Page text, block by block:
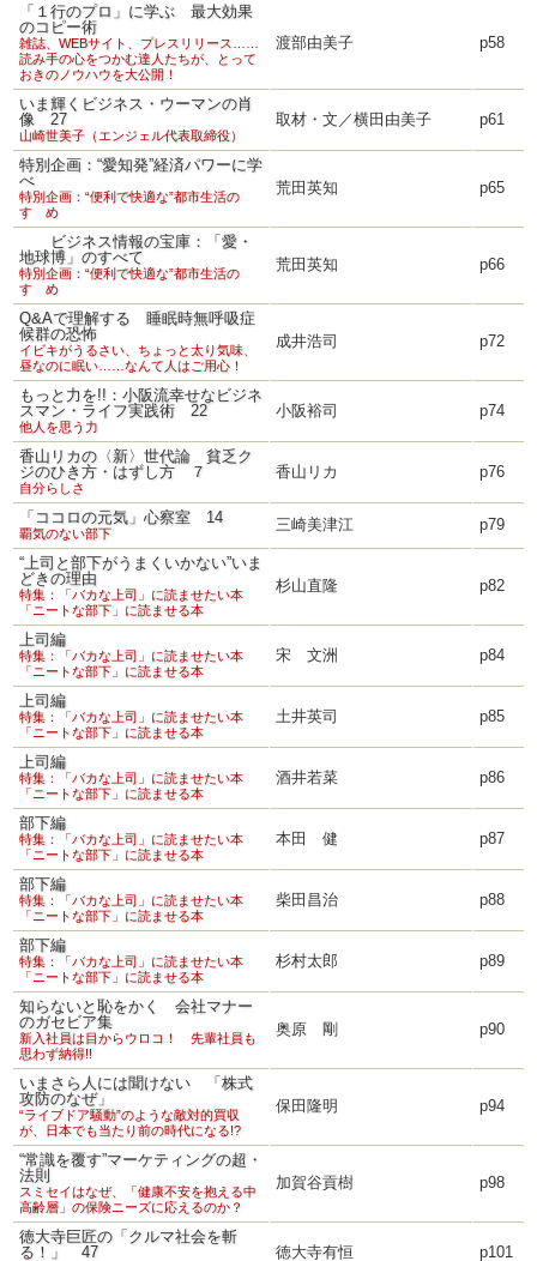
「１行のプロ」に学ぶ 最大効果
のコピー術
雑誌、WEBサイト、プレスリリース……
読み手の心をつかむ達人たちが、とって
おきのノウハウを大公開！
渡部由美子 p58
いま輝くビジネス・ウーマンの肖
像 27
山崎世美子（エンジェル代表取締役）
取材・文／横田由美子 p61
特別企画：“愛知発”経済パワーに学
べ
特別企画：“便利で快適な”都市生活の
すゝめ
荒田英知 p65
ビジネス情報の宝庫：「愛・
地球博」のすべて
特別企画：“便利で快適な”都市生活の
すゝめ
荒田英知 p66
Q&Aで理解する 睡眠時無呼吸症
候群の恐怖
イビキがうるさい、ちょっと太り気味、
昼なのに眠い……なんて人はご用心！
成井浩司 p72
もっと力を!!：小阪流幸せなビジネ
スマン・ライフ実践術 22
他人を思う力
小阪裕司 p74
香山リカの〈新〉世代論 貧乏ク
ジのひき方・はずし方 ７
自分らしさ
香山リカ p76
「ココロの元気」心察室 14
覇気のない部下 三崎美津江 p79
“上司と部下がうまくいかない”いま
どきの理由
特集：「バカな上司」に読ませたい本
「ニートな部下」に読ませる本
杉山直隆 p82
上司編
特集：「バカな上司」に読ませたい本
「ニートな部下」に読ませる本
宋 文洲 p84
上司編
特集：「バカな上司」に読ませたい本
「ニートな部下」に読ませる本
土井英司 p85
上司編
特集：「バカな上司」に読ませたい本
「ニートな部下」に読ませる本
酒井若菜 p86
部下編
特集：「バカな上司」に読ませたい本
「ニートな部下」に読ませる本
本田 健 p87
部下編
特集：「バカな上司」に読ませたい本
「ニートな部下」に読ませる本
柴田昌治 p88
部下編
特集：「バカな上司」に読ませたい本
「ニートな部下」に読ませる本
杉村太郎 p89
知らないと恥をかく 会社マナー
のガセビア集
新入社員は目からウロコ！ 先輩社員も
思わず納得!!
奥原 剛 p90
いまさら人には聞けない 「株式
攻防のなぜ」
“ライブドア騒動”のような敵対的買収
が、日本でも当たり前の時代になる!?
保田隆明 p94
“常識を覆す”マーケティングの超・
法則
スミセイはなぜ、「健康不安を抱える中
高齢層」の保険ニーズに応えるのか？
加賀谷貢樹 p98
徳大寺巨匠の「クルマ社会を斬
る！」 47
徳大寺有恒 p101